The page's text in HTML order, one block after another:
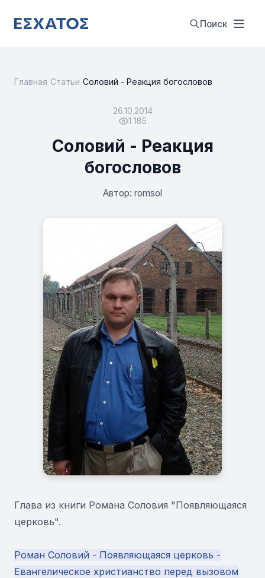
Поиск
Главная Статьи Соловий - Реакция богословов
26.10.2014
1 185
Соловий - Реакция
богословов
Автор: romsol
Глава из книги Романа Соловия "Появляющаяся
церковь".
Роман Соловий - Появляющаяся церковь -
Евангелическое христианство перед вызовом